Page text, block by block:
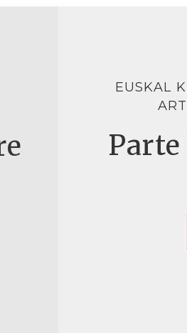
EUSKAL